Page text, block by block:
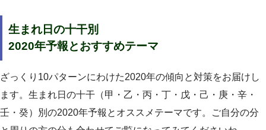
生まれ日の十干別
2020年予報とおすすめテーマ
ざっくり10パターンにわけた2020年の傾向と対策をお届けし
ます。生まれ日の十干（甲・乙・丙・丁・戊・己・庚・辛・
壬・癸）別の2020年予報とオススメテーマです。ご自分の分